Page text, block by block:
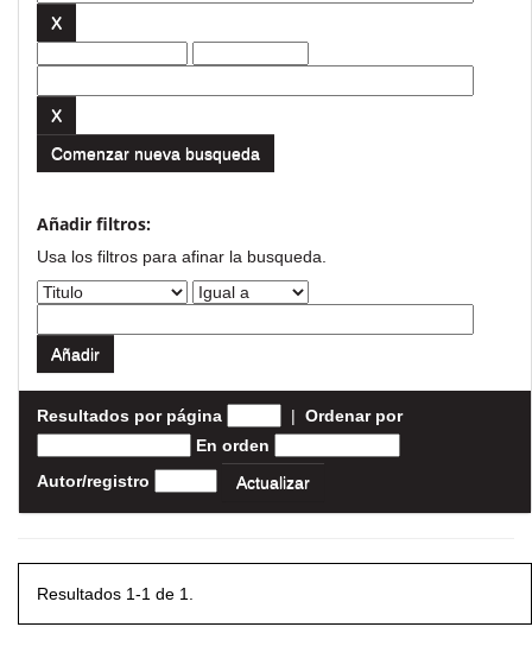
Comenzar nueva busqueda
Añadir filtros:
Usa los filtros para afinar la busqueda.
Resultados por página | Ordenar por
En orden
Autor/registro
Resultados 1-1 de 1.